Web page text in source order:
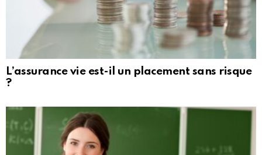
L’assurance vie est-il un placement sans risque
?